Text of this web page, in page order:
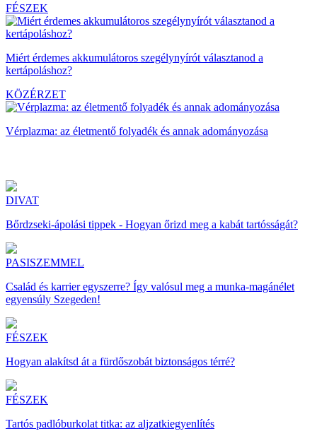
FÉSZEK
Miért érdemes akkumulátoros szegélynyírót választanod a
kertápoláshoz?
KÖZÉRZET
Vérplazma: az életmentő folyadék és annak adományozása
DIVAT
Bőrdzseki-ápolási tippek - Hogyan őrizd meg a kabát tartósságát?
PASISZEMMEL
Család és karrier egyszerre? Így valósul meg a munka-magánélet
egyensúly Szegeden!
FÉSZEK
Hogyan alakítsd át a fürdőszobát biztonságos térré?
FÉSZEK
Tartós padlóburkolat titka: az aljzatkiegyenlítés